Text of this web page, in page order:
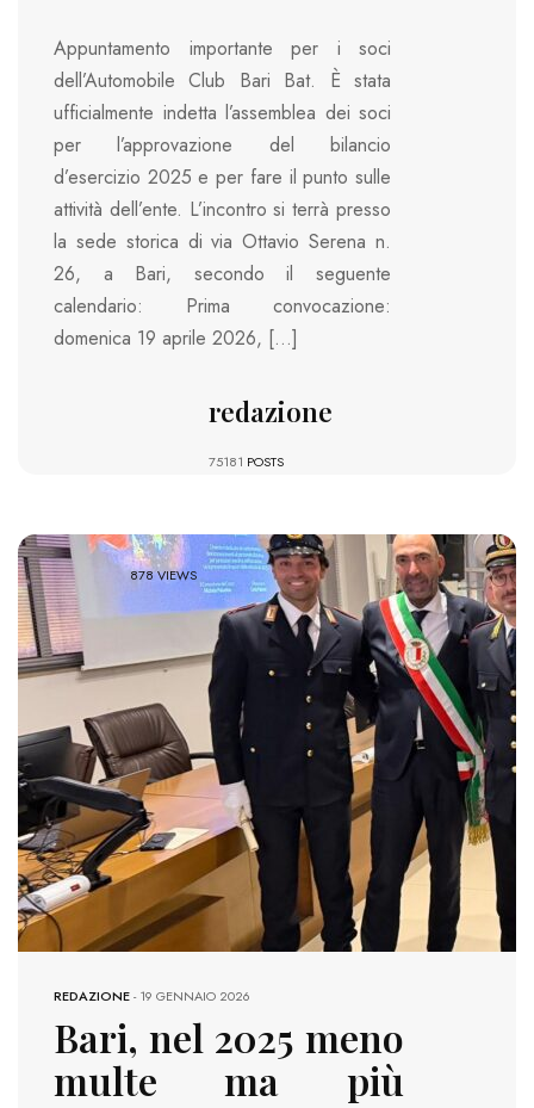
Appuntamento importante per i soci
dell’Automobile Club Bari Bat. È stata
ufficialmente indetta l’assemblea dei soci
per l’approvazione del bilancio
d’esercizio 2025 e per fare il punto sulle
attività dell’ente. L’incontro si terrà presso
la sede storica di via Ottavio Serena n.
26, a Bari, secondo il seguente
calendario: Prima convocazione:
domenica 19 aprile 2026, […]
redazione
75181 POSTS
878 VIEWS
REDAZIONE-19 GENNAIO 2026
Bari, nel 2025 meno
multe ma più